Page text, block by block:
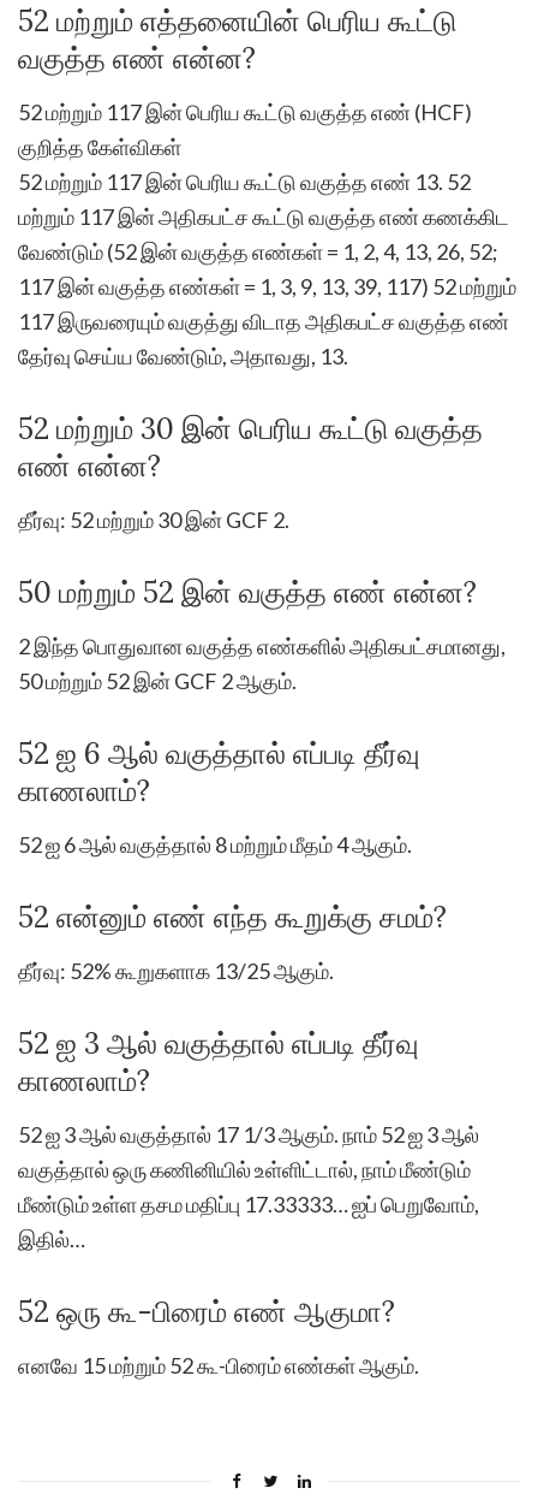
52 மற்றும் எத்தனையின் பெரிய கூட்டு
வகுத்த எண் என்ன?
52 மற்றும் 117 இன் பெரிய கூட்டு வகுத்த எண் (HCF)
குறித்த கேள்விகள்
52 மற்றும் 117 இன் பெரிய கூட்டு வகுத்த எண் 13. 52
மற்றும் 117 இன் அதிகபட்ச கூட்டு வகுத்த எண் கணக்கிட
வேண்டும் (52 இன் வகுத்த எண்கள் = 1, 2, 4, 13, 26, 52;
117 இன் வகுத்த எண்கள் = 1, 3, 9, 13, 39, 117) 52 மற்றும்
117 இருவரையும் வகுத்து விடாத அதிகபட்ச வகுத்த எண்
தேர்வு செய்ய வேண்டும், அதாவது, 13.
52 மற்றும் 30 இன் பெரிய கூட்டு வகுத்த
எண் என்ன?
தீர்வு: 52 மற்றும் 30 இன் GCF 2.
50 மற்றும் 52 இன் வகுத்த எண் என்ன?
2 இந்த பொதுவான வகுத்த எண்களில் அதிகபட்சமானது,
50 மற்றும் 52 இன் GCF 2 ஆகும்.
52 ஐ 6 ஆல் வகுத்தால் எப்படி தீர்வு
காணலாம்?
52 ஐ 6 ஆல் வகுத்தால் 8 மற்றும் மீதம் 4 ஆகும்.
52 என்னும் எண் எந்த கூறுக்கு சமம்?
தீர்வு: 52% கூறுகளாக 13/25 ஆகும்.
52 ஐ 3 ஆல் வகுத்தால் எப்படி தீர்வு
காணலாம்?
52 ஐ 3 ஆல் வகுத்தால் 17 1/3 ஆகும். நாம் 52 ஐ 3 ஆல்
வகுத்தால் ஒரு கணினியில் உள்ளிட்டால், நாம் மீண்டும்
மீண்டும் உள்ள தசம மதிப்பு 17.33333… ஐப் பெறுவோம்,
இதில்…
52 ஒரு கூ-பிரைம் எண் ஆகுமா?
எனவே 15 மற்றும் 52 கூ-பிரைம் எண்கள் ஆகும்.